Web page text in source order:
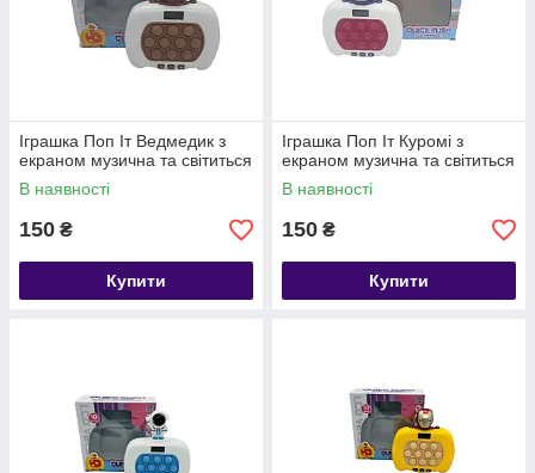
Іграшка Поп Іт Ведмедик з
екраном музична та світиться
В наявності
150 ₴
Купити
Іграшка Поп Іт Куромі з
екраном музична та світиться
В наявності
150 ₴
Купити